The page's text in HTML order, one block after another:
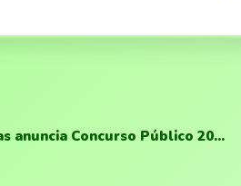
anuncia Concurso Público 20...